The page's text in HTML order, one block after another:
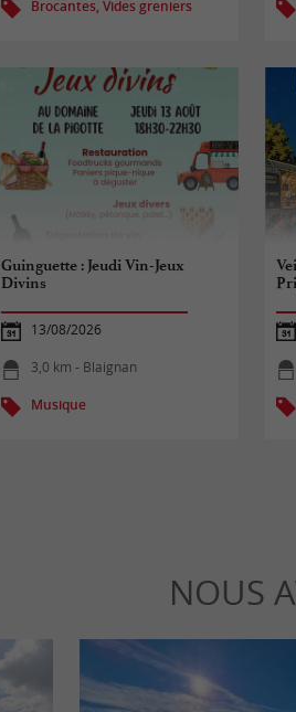
Brocantes, Vides greniers
Guinguette : Jeudi Vin-Jeux
Divins
13/08/2026
3,0 km - Blaignan
Musique
NOUS